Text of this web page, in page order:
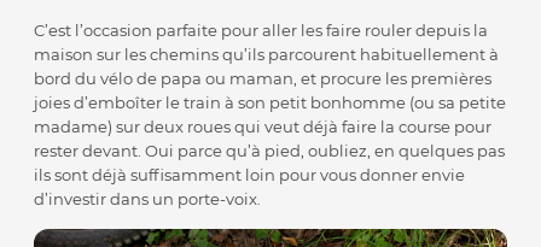
C’est l’occasion parfaite pour aller les faire rouler depuis la
maison sur les chemins qu’ils parcourent habituellement à
bord du vélo de papa ou maman, et procure les premières
joies d’emboîter le train à son petit bonhomme (ou sa petite
madame) sur deux roues qui veut déjà faire la course pour
rester devant. Oui parce qu’à pied, oubliez, en quelques pas
ils sont déjà suffisamment loin pour vous donner envie
d’investir dans un porte-voix.